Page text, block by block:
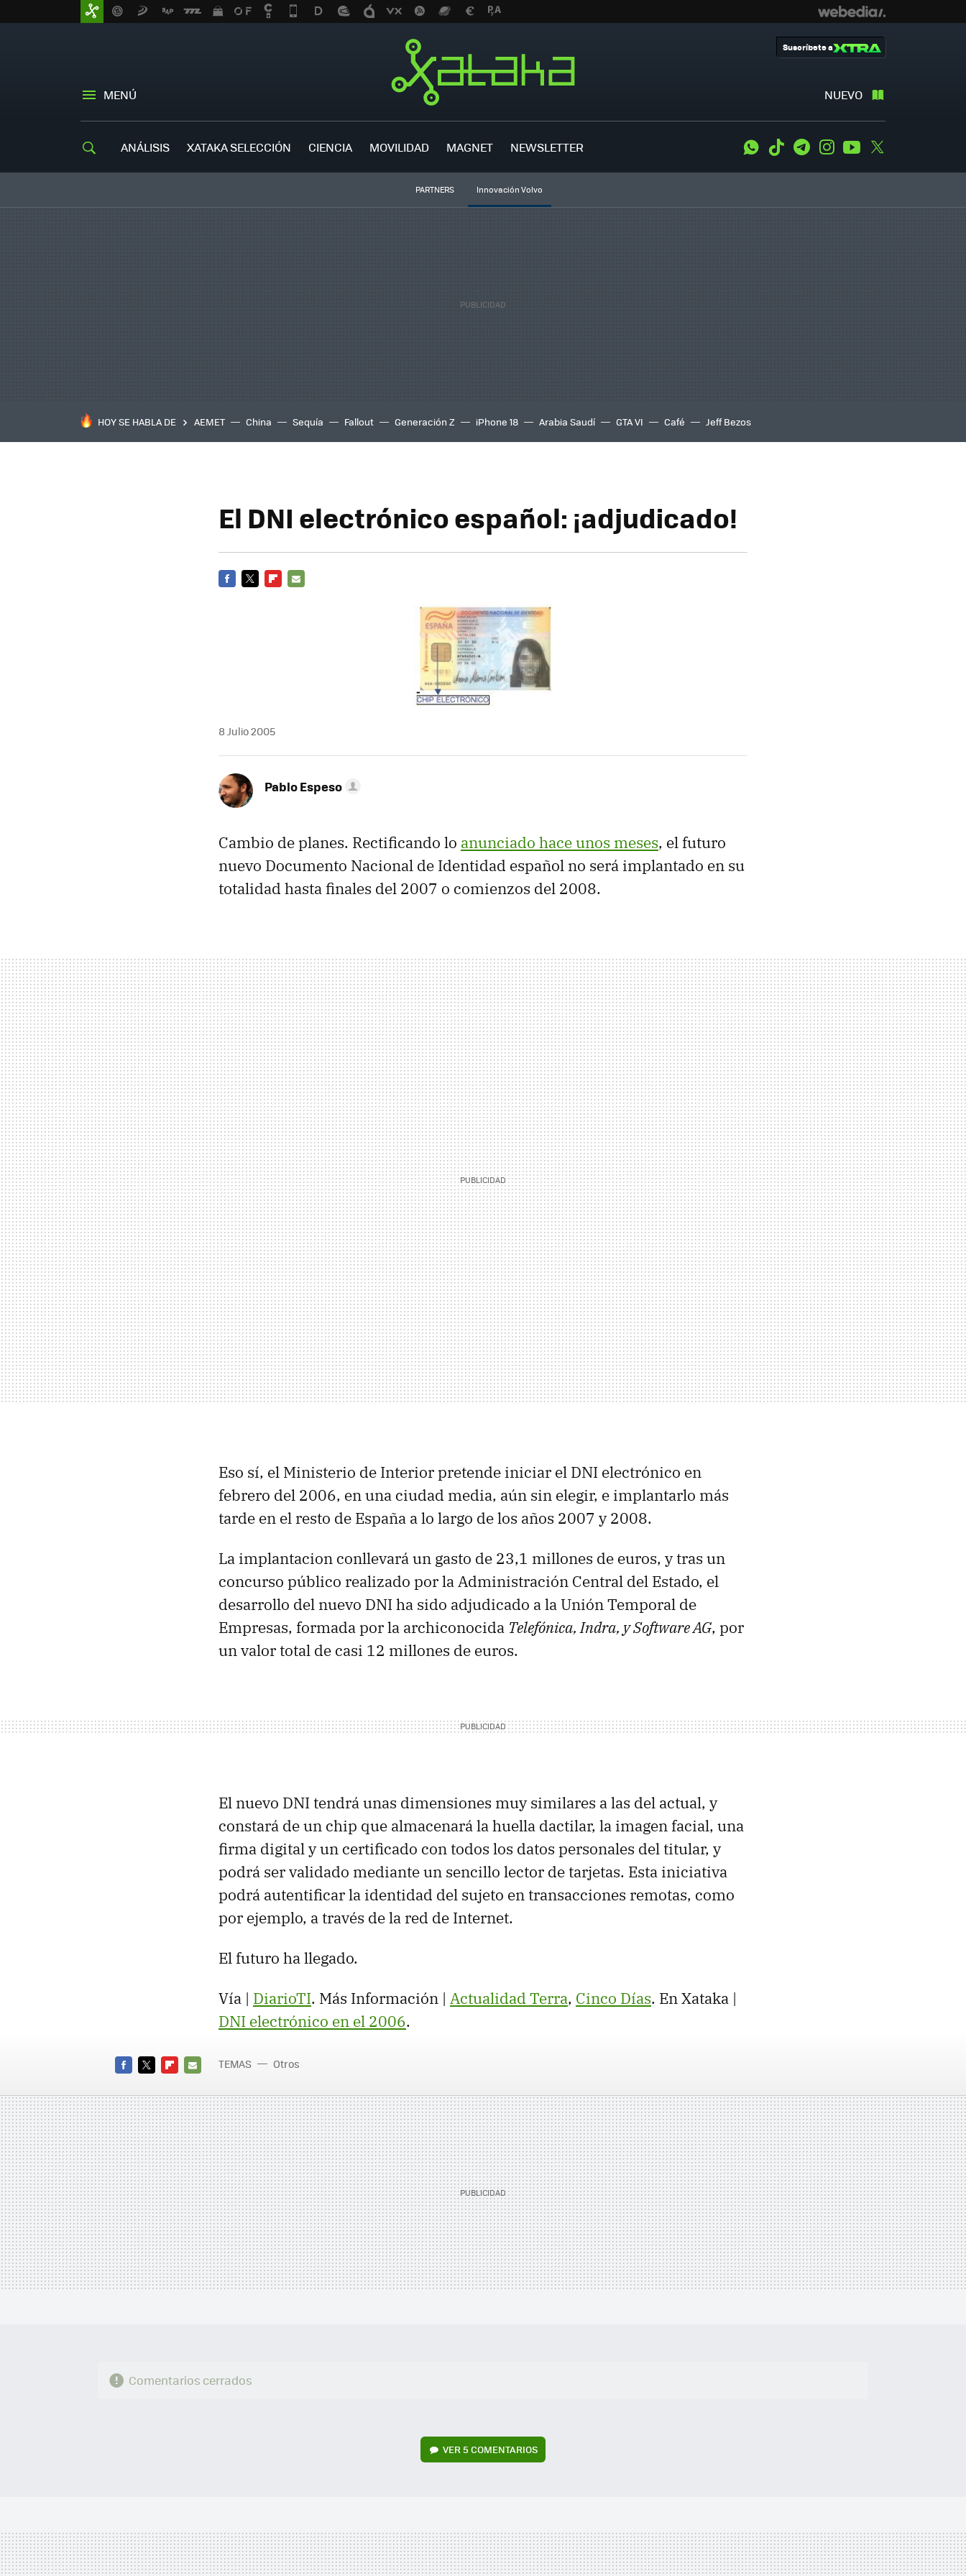
MENÚ NUEVO
Suscríbete a
ANÁLISIS XATAKA SELECCIÓN CIENCIA MOVILIDAD MAGNET NEWSLETTER WhatsApp
Tiktok TelegramInstagramYoutube
PARTNERS Innovación Volvo
HOY SE HABLA DE AEMET China Sequía Fallout Generación Z iPhone 18 Arabia Saudí GTA VI Café Jeff Bezos
El DNI electrónico español: ¡adjudicado!
8 Julio 2005
Pablo Espeso
Cambio de planes. Rectificando lo anunciado hace unos meses, el futuro
nuevo Documento Nacional de Identidad español no será implantado en su
totalidad hasta finales del 2007 o comienzos del 2008.
Eso sí, el Ministerio de Interior pretende iniciar el DNI electrónico en
febrero del 2006, en una ciudad media, aún sin elegir, e implantarlo más
tarde en el resto de España a lo largo de los años 2007 y 2008.
La implantacion conllevará un gasto de 23,1 millones de euros, y tras un
concurso público realizado por la Administración Central del Estado, el
desarrollo del nuevo DNI ha sido adjudicado a la Unión Temporal de
Empresas, formada por la archiconocida Telefónica, Indra, y Software AG, por
un valor total de casi 12 millones de euros.
El nuevo DNI tendrá unas dimensiones muy similares a las del actual, y
constará de un chip que almacenará la huella dactilar, la imagen facial, una
firma digital y un certificado con todos los datos personales del titular, y
podrá ser validado mediante un sencillo lector de tarjetas. Esta iniciativa
podrá autentificar la identidad del sujeto en transacciones remotas, como
por ejemplo, a través de la red de Internet.
El futuro ha llegado.
Vía | DiarioTI. Más Información | Actualidad Terra, Cinco Días. En Xataka |
DNI electrónico en el 2006.
MAIL
TEMAS Otros
Comentarios cerrados
VER5 COMENTARIOS